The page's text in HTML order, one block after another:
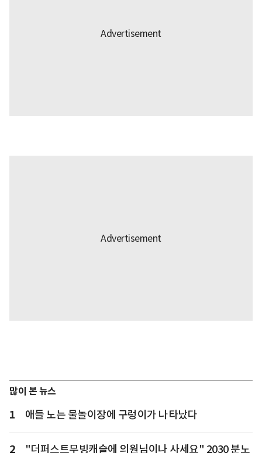
많이 본 뉴스
1 애들 노는 물놀이장에 구렁이가 나타났다
2
"더퍼스트무빙캐슬에 의원님이나 사세요" 2030 분노